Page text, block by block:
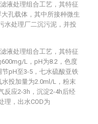
液处理组合工艺，其特征
孔载体，其中所接种微生
水处理厂二沉污泥，并投
液处理组合工艺，其特征
L，pH为8.2，色度
pH至3-5，七水硫酸亚铁
投加量为2.0ml/L，粉末
反应2-3h，沉淀2-4h后经
理，出水COD为